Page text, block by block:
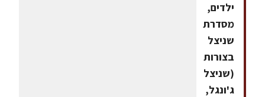
ילדים,
מסדרת
שניצל
בצורות
(שניצל
ג'ונגל,